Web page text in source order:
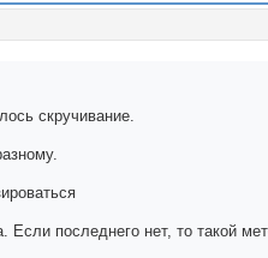
скручивание.
последнего нет, то такой